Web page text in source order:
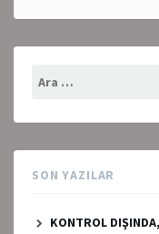
SON YAZILAR
KONTROL